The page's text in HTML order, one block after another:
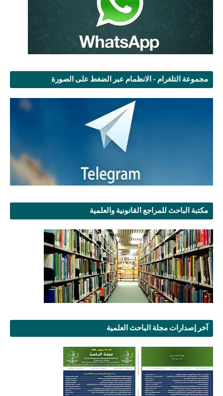
مجموعة التلغرام - الانظمام عبر الضغط على الصورة
مكتبة الباحث للمراجع القانونية والعلمية
آخر إصدارات مجلة الباحث العلمية